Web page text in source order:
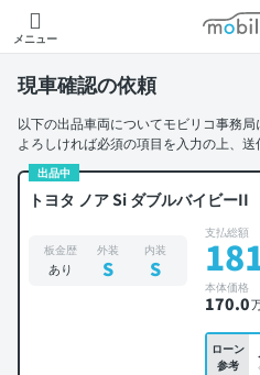
メニュー
モ
現車確認の依頼
以下の出品車両についてモビリコ事務局
よろしければ必須の項目を入力の上、送
出品中
トヨタ ノア Si ダブルバイビーII
板金歴
あり
外装
S
内装
S
支払総額
本体価格
170.0
ローン
参考